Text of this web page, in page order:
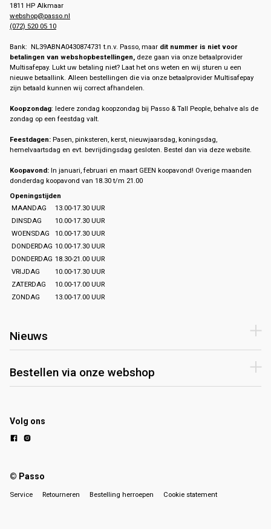
1811 HP Alkmaar
webshop@passo.nl
(072) 520 05 10
Bank: NL39ABNA0430874731 t.n.v. Passo, maar dit nummer is niet voor
betalingen van webshopbestellingen, deze gaan via onze betaalprovider
Multisafepay. Lukt uw betaling niet? Laat het ons weten en wij sturen u een
nieuwe betaallink. Alleen bestellingen die via onze betaalprovider Multisafepay
zijn betaald kunnen wij correct afhandelen.
Koopzondag: Iedere zondag koopzondag bij Passo & Tall People, behalve als de
zondag op een feestdag valt.
Feestdagen: Pasen, pinksteren, kerst, nieuwjaarsdag, koningsdag,
hemelvaartsdag en evt. bevrijdingsdag gesloten. Bestel dan via deze website.
Koopavond: In januari, februari en maart GEEN koopavond! Overige maanden
donderdag koopavond van 18.30 t/m 21.00
Openingstijden
MAANDAG
13.00-17.30 UUR
DINSDAG
10.00-17.30 UUR
WOENSDAG
10.00-17.30 UUR
DONDERDAG 10.00-17.30 UUR
DONDERDAG 18.30-21.00 UUR
VRIJDAG
10.00-17.30 UUR
ZATERDAG
10.00-17.00 UUR
ZONDAG
13.00-17.00 UUR
Nieuws
Bestellen via onze webshop
Volg ons
© Passo
Service Retourneren Bestelling herroepen Cookie statement